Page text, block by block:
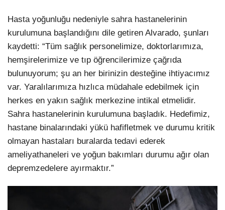
Hasta yoğunluğu nedeniyle sahra hastanelerinin
kurulumuna başlandığını dile getiren Alvarado, şunları
kaydetti: “Tüm sağlık personelimize, doktorlarımıza,
hemşirelerimize ve tıp öğrencilerimize çağrıda
bulunuyorum; şu an her birinizin desteğine ihtiyacımız
var. Yaralılarımıza hızlıca müdahale edebilmek için
herkes en yakın sağlık merkezine intikal etmelidir.
Sahra hastanelerinin kurulumuna başladık. Hedefimiz,
hastane binalarındaki yükü hafifletmek ve durumu kritik
olmayan hastaları buralarda tedavi ederek
ameliyathaneleri ve yoğun bakımları durumu ağır olan
depremzedelere ayırmaktır.”